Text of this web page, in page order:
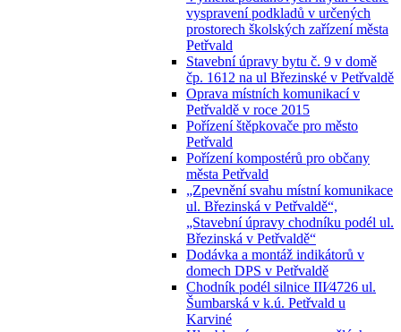
vyspravení podkladů v určených
prostorech školských zařízení města
Petřvald
Stavební úpravy bytu č. 9 v domě
čp. 1612 na ul Březinské v Petřvaldě
Oprava místních komunikací v
Petřvaldě v roce 2015
Pořízení štěpkovače pro město
Petřvald
Pořízení kompostérů pro občany
města Petřvald
„Zpevnění svahu místní komunikace
ul. Březinská v Petřvaldě“,
„Stavební úpravy chodníku podél ul.
Březinská v Petřvaldě“
Dodávka a montáž indikátorů v
domech DPS v Petřvaldě
Chodník podél silnice III⁄4726 ul.
Šumbarská v k.ú. Petřvald u
Karviné